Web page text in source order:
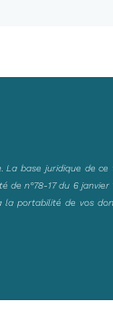
La base juridique de
n°78-17 du 6 janvier
la portabilité de vos